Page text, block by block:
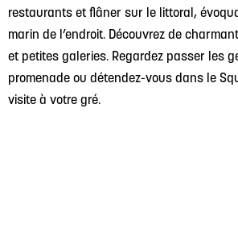
restaurants et flâner sur le littoral,
marin de l’endroit. Découvrez de
et petites galeries. Regardez passer les
promenade ou détendez-vous dans le
visite à votre gré.